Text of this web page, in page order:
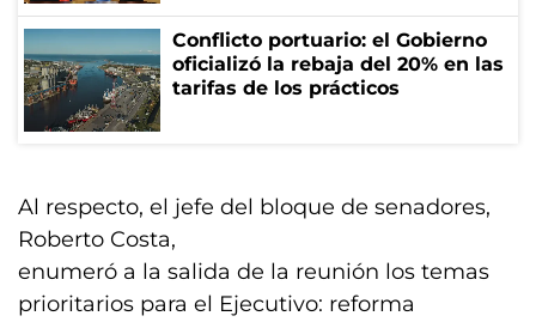
Conflicto portuario: el Gobierno
oficializó la rebaja del 20% en las
tarifas de los prácticos
Al respecto, el jefe del bloque de senadores,
Roberto Costa,
enumeró a la salida de la reunión los temas
prioritarios para el Ejecutivo: reforma